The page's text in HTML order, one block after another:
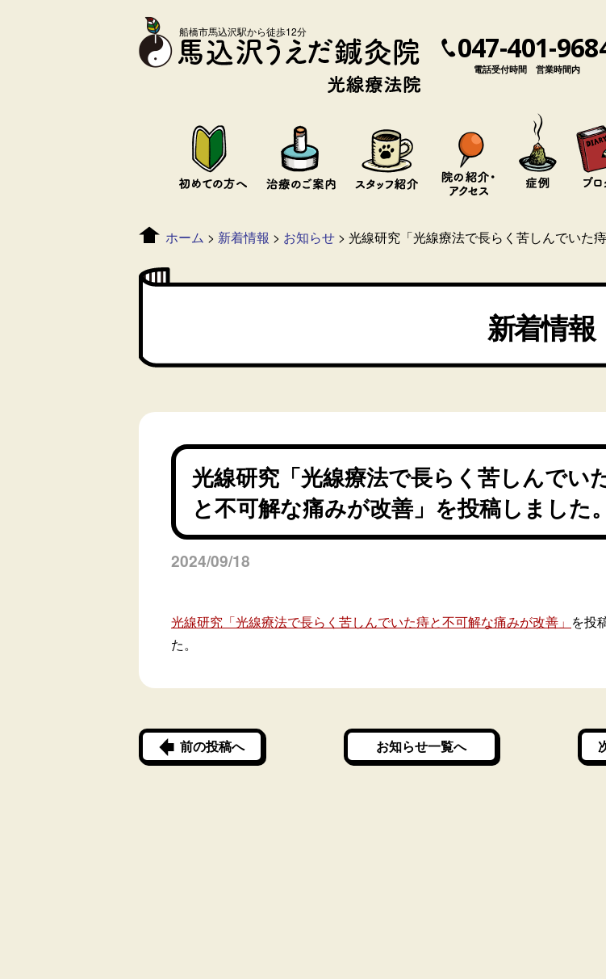
船橋市馬込沢駅から徒歩12分 047-401-
電話受付時間 営業時間内
ホーム > 新着情報 > お知らせ > 光線研究「光線療法で長らく苦しんでいた
新着情報
光線研究「光線療法で長らく苦しんでい
と不可解な痛みが改善」を投稿しました。
2024/09/18
光線研究「光線療法で長らく苦しんでいた痔と不可解な痛みが改善」 を投
た。
前の投稿へ お知らせ一覧へ